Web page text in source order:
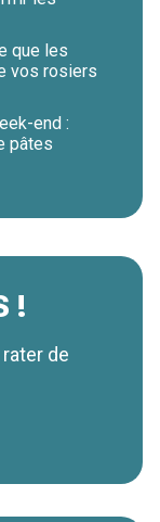
que les
vos rosiers
end :
pâtes
!
de